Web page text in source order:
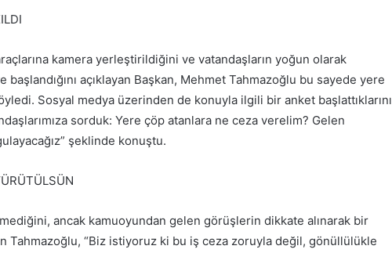
kamera yerleştirildiğini ve vatandaşların yoğun olarak
açıklayan Başkan, Mehmet Tahmazoğlu bu sayede yere
Sosyal medya üzerinden de konuyla ilgili bir anket başlattıklarını
sorduk: Yere çöp atanlara ne ceza verelim? Gelen
şeklinde konuştu.
ancak kamuoyundan gelen görüşlerin dikkate alınarak bir
Tahmazoğlu, “Biz istiyoruz ki bu iş ceza zoruyla değil, gönüllülükle